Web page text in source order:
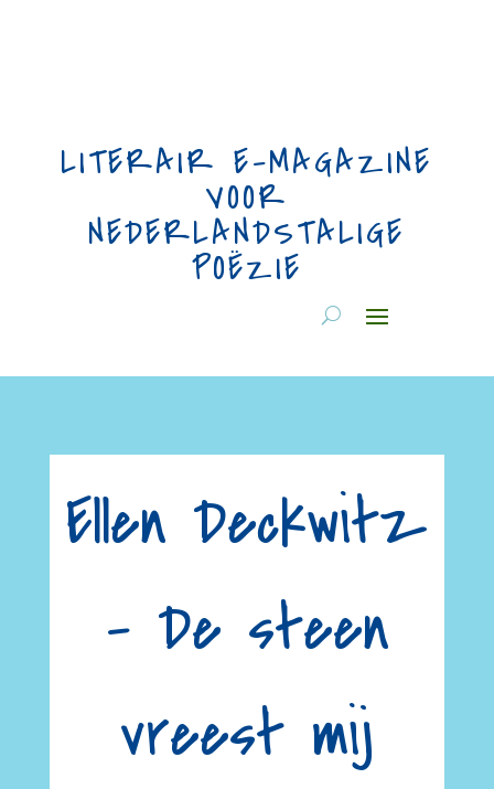
LITERAIR E-MAGAZINE
VOOR
NEDERLANDSTALIGE
POËZIE
Ellen Deckwitz
– De steen
vreest mij